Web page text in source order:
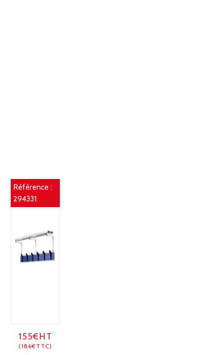
Référence :
294331
155€HT
(186€TTC)